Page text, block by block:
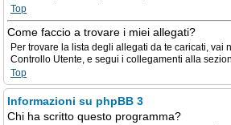
Top
Come faccio a trovare i miei allegati?
Per trovare la lista degli allegati da te caricati, vai
Controllo Utente, e segui i collegamenti alla
Top
Informazioni su phpBB 3
Chi ha scritto questo programma?